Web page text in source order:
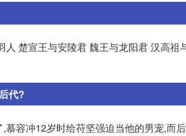
楚宣王与安陵君 魏王与龙阳君 汉高
代?
慕容冲12岁时给苻坚强迫当他的男宠,而